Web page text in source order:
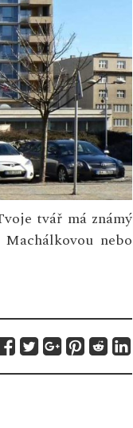
tvář má známý
nebo